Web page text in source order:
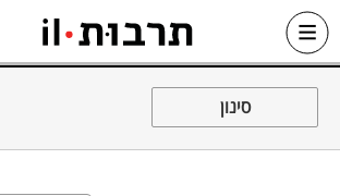
Skip
סינון